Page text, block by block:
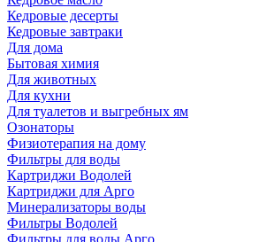
Кедровые десерты
Кедровые завтраки
Для дома
Бытовая химия
Для животных
Для кухни
Для туалетов и выгребных ям
Озонаторы
Физиотерапия на дому
Фильтры для воды
Картриджи Водолей
Картриджи для Арго
Минерализаторы воды
Фильтры Водолей
Фильтры для воды Арго